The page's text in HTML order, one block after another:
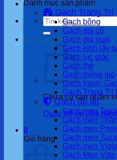
Tìm
kiếm:
Giỏ hàng / 0,0₫ 0
Chưa có sản phẩm
Quay trở lại cửa
0
Giỏ hàng
Danh mục sản phẩm
Gạch Trang Trí
Gạch bông
Gạch giả cổ
Gạch giả inax
Gạch kính lấy
Gạch lục giác
Gạch thẻ
Gạch thông gió
Gạch tranh,
Gạch Trang Trí
Gạch ốp lát
Gạch men
Gạch men
Gạch men
Gạch men
Gạch men
Gạch Men Vitto